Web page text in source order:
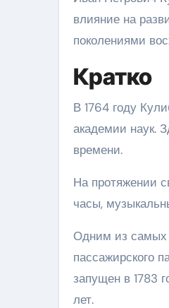
влияние на
поколениями
Кратко
В 1764 году
академии наук.
времени.
На протяжении
часы,
Одним из самых
пассажирского
запущен в 1783
лет.